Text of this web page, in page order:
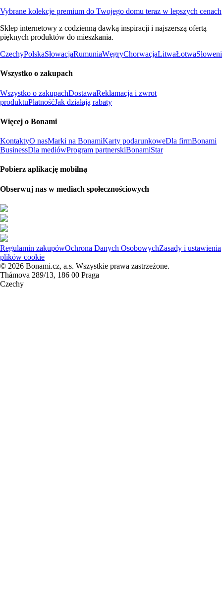
Vybrane kolekcje premium do Twojego domu teraz w lepszych cenach
Sklep internetowy z codzienną dawką inspiracji i najszerszą ofertą
pięknych produktów do mieszkania.
CzechyPolskaSłowacjaRumuniaWęgryChorwacjaLitwaŁotwa
Wszystko o zakupach
Wszystko o zakupachDostawaReklamacja i zwrot
produktuPłatnośćJak działają rabaty
Więcej o Bonami
KontaktyO nasMarki na BonamiKarty podarunkoweDla firmBonami
BusinessDla mediówProgram partnerskiBonamiStar
Pobierz aplikację mobilną
Obserwuj nas w mediach społecznościowych
Regulamin zakupówOchrona Danych OsobowychZasady i ustawienia
plików cookie
© 2026 Bonami.cz, a.s. Wszystkie prawa zastrzeżone.
Thámova 289/13, 186 00 Praga
Czechy